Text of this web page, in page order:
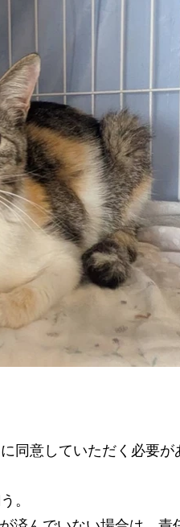
同意していただく必要が
。